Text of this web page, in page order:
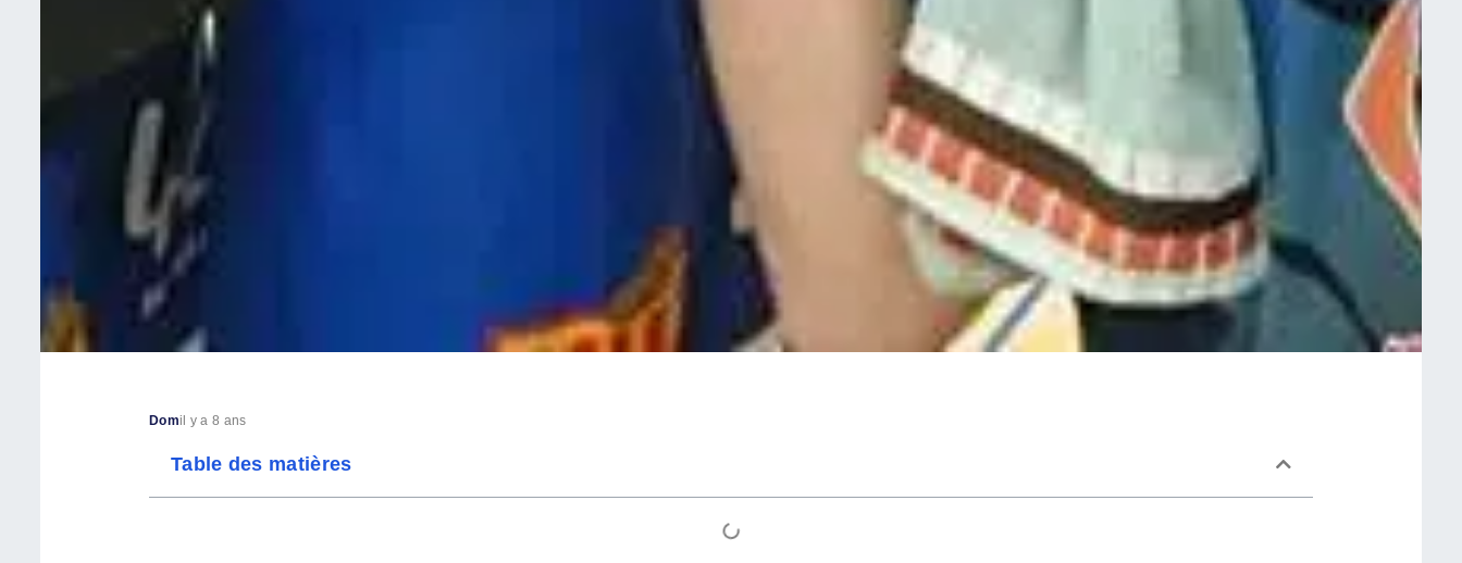
Domil y a 8 ans
Table des matières